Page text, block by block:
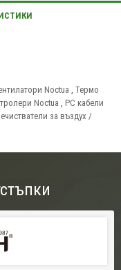
Noctua , Термо
Noctua , PC кабели
за въздух /